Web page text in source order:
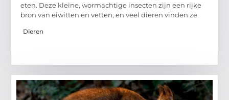
eten. Deze kleine, wormachtige insecten zijn een rijke
bron van eiwitten en vetten, en veel dieren vinden ze
Dieren